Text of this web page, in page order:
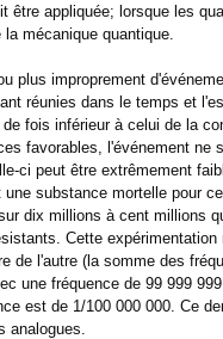
être appliquée; lorsque les
mécanique quantique.
plus improprement
réunies dans le temps et
fois inférieur à celui de la
favorables, l'événement ne
ci peut être extrêmement
substance mortelle pour
dix millions à cent millions
Cette
de l'autre (la somme des
une fréquence de 99 999
est de 1/100 000 000. Ce
analogues.